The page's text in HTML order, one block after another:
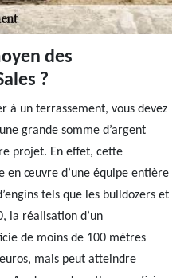
des
?
à un terrassement, vous devez
grande somme d’argent
projet. En effet, cette
en œuvre d’une équipe entière
tels que les bulldozers et
la réalisation d’un
de moins de 100 mètres
mais peut atteindre